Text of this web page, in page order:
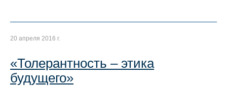
20 апреля 2016 г.
«Толерантность – этика
будущего»